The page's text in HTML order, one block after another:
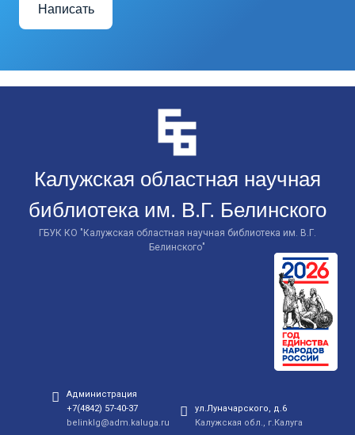
Написать
Калужская областная научная
библиотека им. В.Г. Белинского
ГБУК КО "Калужская областная научная библиотека им. В.Г.
Белинского"
Администрация
+7(4842) 57-40-37
belinklg@adm.kaluga.ru
ул.Луначарского, д.6
Калужская обл., г.Калуга